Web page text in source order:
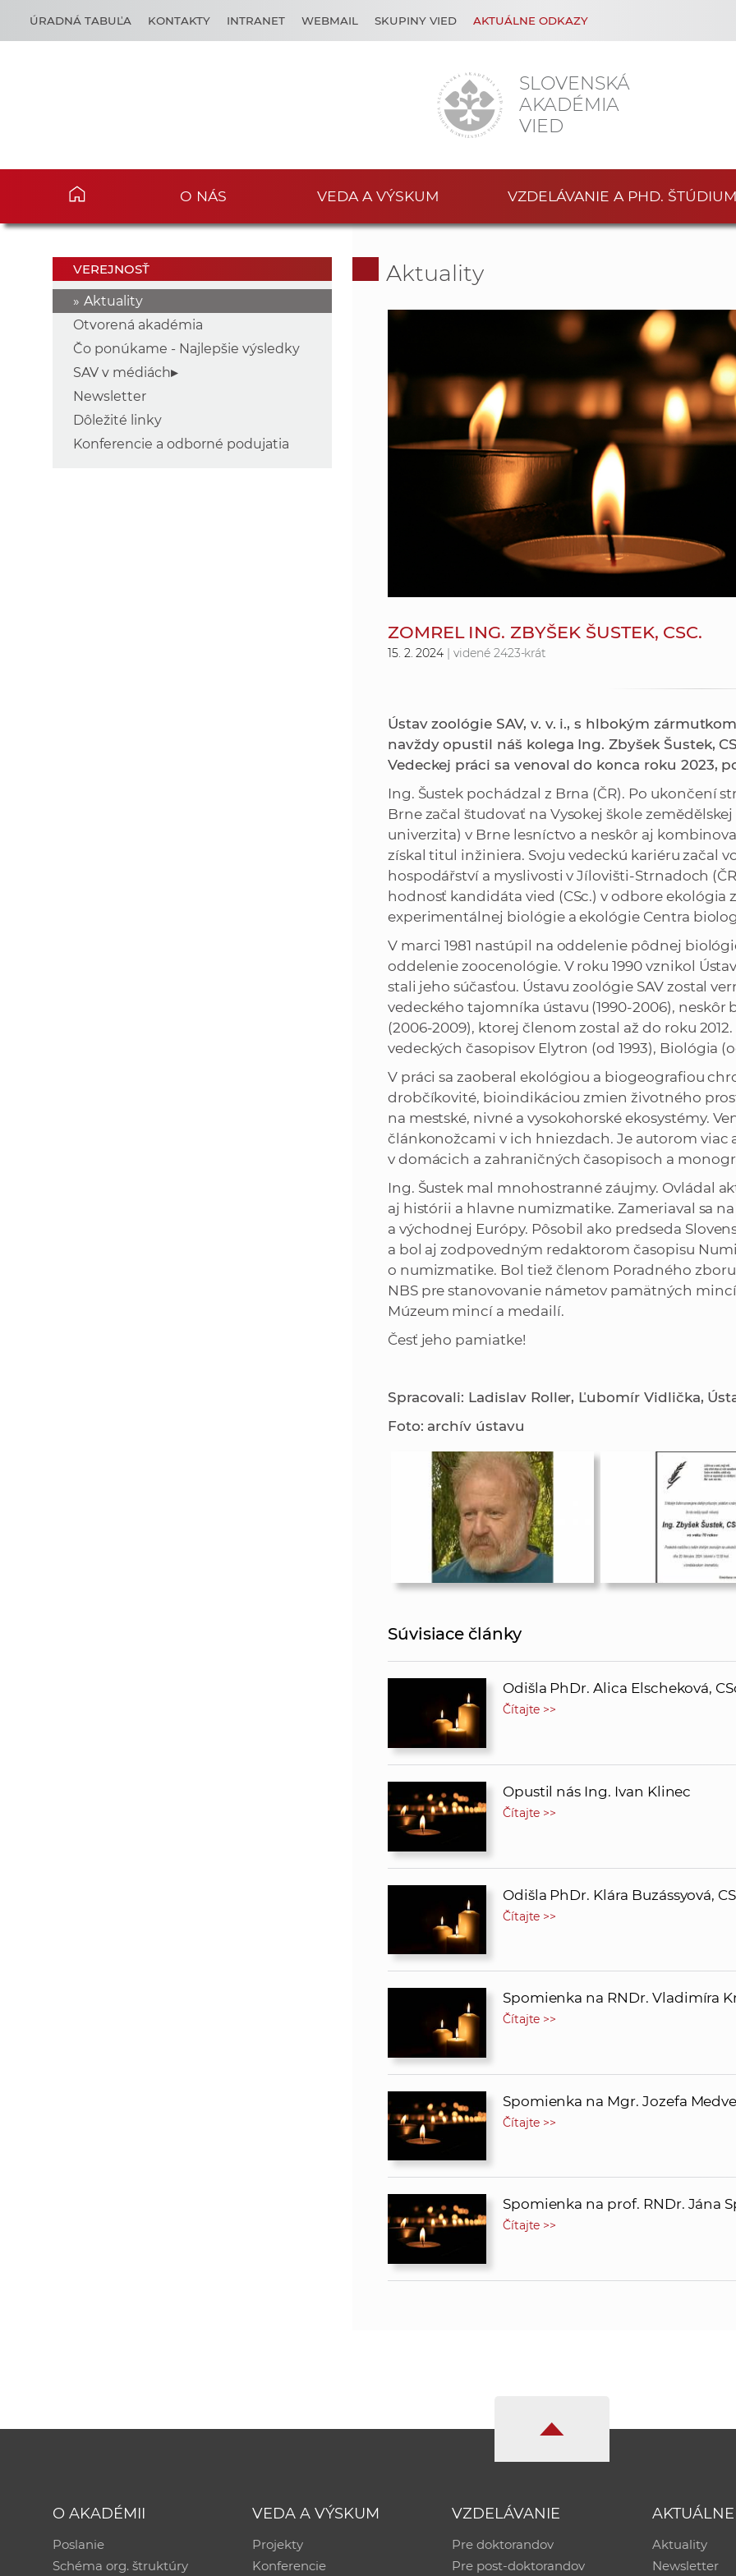
SLOVENSKÁ
AKADÉMIA
VIED
ÚRADNÁ TABUĽA KONTAKTY INTRANET WEBMAIL SKUPINY VIED AKTUÁLNE ODKAZY
O NÁS VEDA A VÝSKUM VZDELÁVANIE A PHD.
VEREJNOSŤ
Aktuality
Otvorená akadémia
Čo ponúkame - Najlepšie výsledky
SAV v médiách
Newsletter
Dôležité linky
Konferencie a odborné podujatia
Aktuality
ZOMREL ING. ZBYŠEK ŠUSTEK, CSC.
15. 2. 2024 | videné 2423-krát
Ústav zoológie SAV, v. v. i., s hlbokým
navždy opustil náš kolega Ing. Zbyšek Šustek,
Vedeckej práci sa venoval do konca roku 2023,
Ing. Šustek pochádzal z Brna (ČR). Po ukončení
Brne začal študovať na Vysokej škole
univerzita) v Brne lesníctvo a neskôr aj
získal titul inžiniera. Svoju vedeckú kariéru začal
hospodářství a myslivosti v Jílovišti-Strnadoch
hodnosť kandidáta vied (CSc.) v odbore ekológia
experimentálnej biológie a ekológie Centra
V marci 1981 nastúpil na oddelenie pôdnej
oddelenie zoocenológie. V roku 1990 vznikol
stali jeho súčasťou. Ústavu zoológie SAV zostal
vedeckého tajomníka ústavu (1990-2006), neskôr
(2006-2009), ktorej členom zostal až do roku
vedeckých časopisov Elytron (od 1993), Biológia
V práci sa zaoberal ekológiou a biogeografiou
drobčíkovité, bioindikáciou zmien životného
na mestské, nivné a vysokohorské ekosystémy.
článkonožcami v ich hniezdach. Je autorom viac
v domácich a zahraničných časopisoch a
Ing. Šustek mal mnohostranné záujmy. Ovládal
aj histórii a hlavne numizmatike. Zameriaval sa
a východnej Európy. Pôsobil ako predseda
a bol aj zodpovedným redaktorom časopisu
o numizmatike. Bol tiež členom Poradného
NBS pre stanovovanie námetov pamätných
Múzeum mincí a medailí.
Česť jeho pamiatke!
Spracovali: Ladislav Roller, Ľubomír Vidlička,
Foto: archív ústavu
Súvisiace články
Odišla PhDr. Alica Elscheková,
Čítajte >>
Opustil nás Ing. Ivan Klinec
Čítajte >>
Odišla PhDr. Klára Buzássyová,
Čítajte >>
Spomienka na RNDr. Vladimíra
Čítajte >>
Spomienka na Mgr. Jozefa
Čítajte >>
Spomienka na prof. RNDr. Jána
Čítajte >>
O AKADÉMII
Poslanie
Schéma org. štruktúry
VEDA A VÝSKUM
Projekty
Konferencie
VZDELÁVANIE
Pre doktorandov
Pre post-doktorandov
AKTUÁLNE
Aktuality
Newsletter